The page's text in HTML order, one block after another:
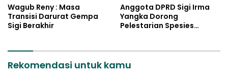
Wagub Reny : Masa
Transisi Darurat Gempa
Sigi Berakhir
Anggota DPRD Sigi Irma
Yangka Dorong
Pelestarian Spesies
Rekomendasi untuk kamu